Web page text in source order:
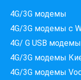
4G/3G модемы
4G/3G модемы с
4G/ G USB модемы
4G/3G модемы
4G/3G модемы